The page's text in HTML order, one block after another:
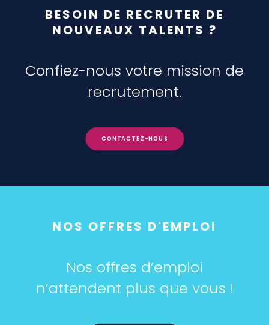
BESOIN DE RECRUTER DE
NOUVEAUX TALENTS ?
Confiez-nous votre mission de
recrutement.
CONTACTEZ-NOUS
NOS OFFRES D'EMPLOI
Nos offres d’emploi
n’attendent plus que vous !